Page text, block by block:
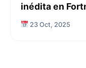
inédita en
23 Oct, 2025